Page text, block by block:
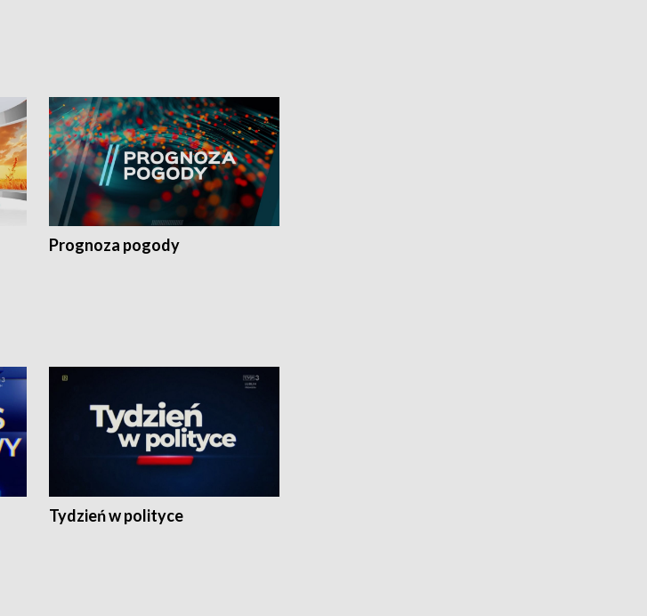
Prognoza pogody
Tydzień w polityce